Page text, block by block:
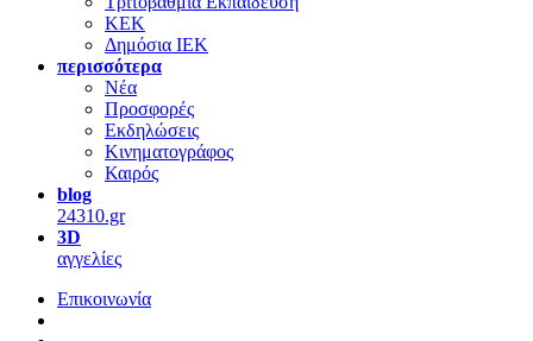
ΚΕΚ
Δημόσια ΙΕΚ
περισσότερα
Νέα
Προσφορές
Εκδηλώσεις
Κινηματογράφος
Καιρός
blog
24310.gr
3D
αγγελίες
Επικοινωνία